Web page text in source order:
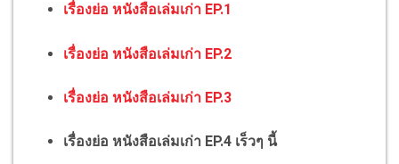
เรื่องย่อ หนังสือเล่มเก่า EP.1
เรื่องย่อ หนังสือเล่มเก่า EP.2
เรื่องย่อ หนังสือเล่มเก่า EP.3
เรื่องย่อ หนังสือเล่มเก่า EP.4 เร็วๆ นี้